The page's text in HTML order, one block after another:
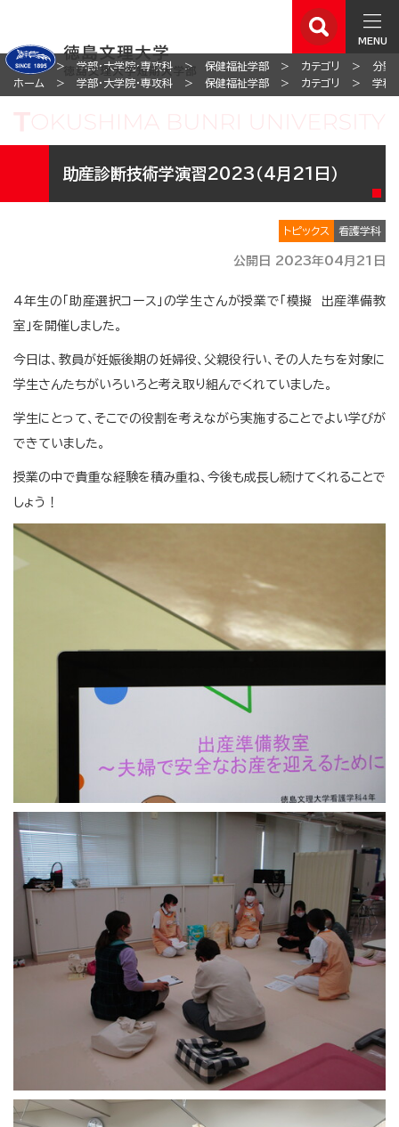
MENU
ホーム 学部・大学院・専攻科 保健福祉学部 カテゴリ
分野
ホーム
学部・大学院・専攻科 保健福祉学部 カテゴリ 学科
助産診断技術学演習2023（4月21日）
トピックス 看護学科
公開日 2023年04月21日
4年生の「助産選択コース」の学生さんが授業で「模擬 出産準備教
室」を開催しました。
今日は、教員が妊娠後期の妊婦役、父親役行い、その人たちを対象に
学生さんたちがいろいろと考え取り組んでくれていました。
学生にとって、そこでの役割を考えながら実施することでよい学びが
できていました。
授業の中で貴重な経験を積み重ね、今後も成長し続けてくれることで
しょう！